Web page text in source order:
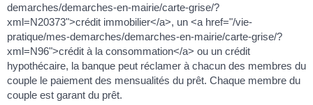
demarches/demarches-en-mairie/carte-grise/?
xml=N20373">crédit immobilier</a>, un <a href="/vie-
pratique/mes-demarches/demarches-en-mairie/carte-grise/?
xml=N96">crédit à la consommation</a> ou un crédit
hypothécaire, la banque peut réclamer à chacun des membres du
couple le paiement des mensualités du prêt. Chaque membre du
couple est garant du prêt.